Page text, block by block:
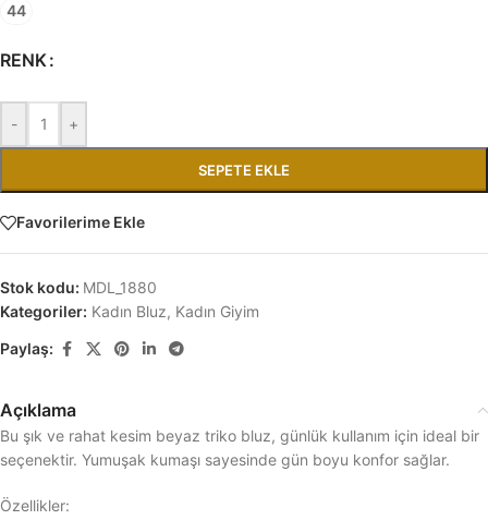
44
RENK
- +
SEPETE EKLE
Favorilerime Ekle
Stok kodu: MDL_1880
Kategoriler: Kadın Bluz, Kadın Giyim
Paylaş:
Açıklama
Bu şık ve rahat kesim beyaz triko bluz, günlük kullanım için ideal bir
seçenektir. Yumuşak kumaşı sayesinde gün boyu konfor sağlar.
Özellikler: